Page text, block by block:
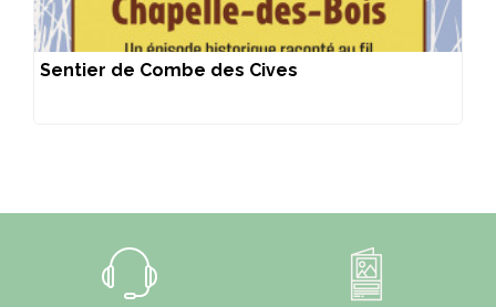
Sentier de Combe des Cives